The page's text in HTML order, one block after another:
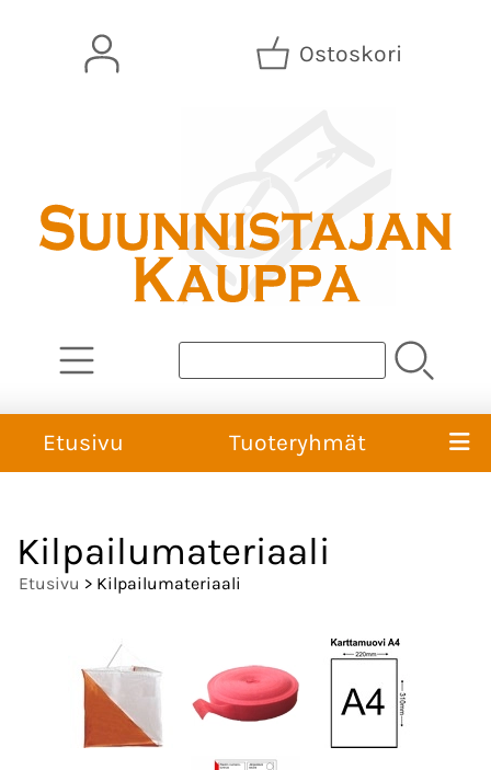
Ostoskori
Etusivu Tuoteryhmät
Kilpailumateriaali
Etusivu > Kilpailumateriaali